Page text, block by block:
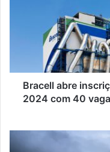
Bracell abre
2024 com 40